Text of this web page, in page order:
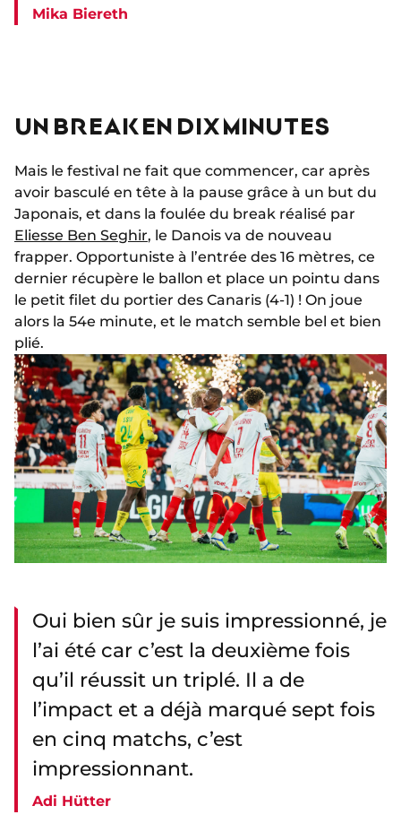
Mika Biereth
UN BREAK EN DIX MINUTES
Mais le festival ne fait que commencer, car après
avoir basculé en tête à la pause grâce à un but du
Japonais, et dans la foulée du break réalisé par
Eliesse Ben Seghir, le Danois va de nouveau
frapper. Opportuniste à l’entrée des 16 mètres, ce
dernier récupère le ballon et place un pointu dans
le petit filet du portier des Canaris (4-1) ! On joue
alors la 54e minute, et le match semble bel et bien
plié.
Oui bien sûr je suis impressionné, je
l’ai été car c’est la deuxième fois
qu’il réussit un triplé. Il a de
l’impact et a déjà marqué sept fois
en cinq matchs, c’est
impressionnant.
Adi Hütter